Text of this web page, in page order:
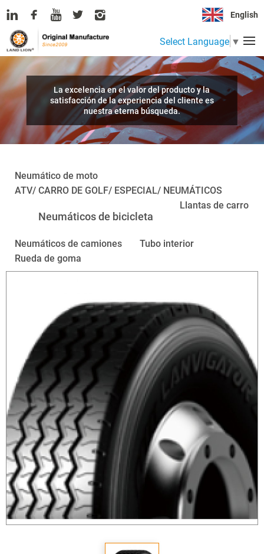
English
Select Language ▼
La excelencia en el valor del producto y la
satisfacción de la experiencia del cliente es
nuestra eterna búsqueda.
Neumático de moto
ATV/ CARRO DE GOLF/ ESPECIAL/ NEUMÁTICOS
Neumáticos de bicicleta
Llantas de carro
Neumáticos de camiones
Tubo interior
Rueda de goma